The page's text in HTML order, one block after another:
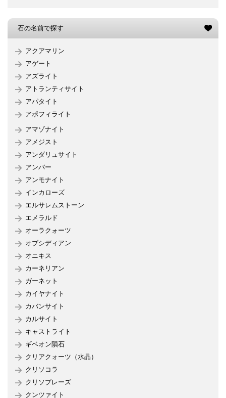
石の名前で探す
アクアマリン
アゲート
アズライト
アトランティサイト
アパタイト
アポフィライト
アマゾナイト
アメジスト
アンダリュサイト
アンバー
アンモナイト
インカローズ
エルサレムストーン
エメラルド
オーラクォーツ
オブシディアン
オニキス
カーネリアン
ガーネット
カイヤナイト
カバンサイト
カルサイト
キャストライト
ギベオン隕石
クリアクォーツ（水晶）
クリソコラ
クリソプレーズ
クンツァイト